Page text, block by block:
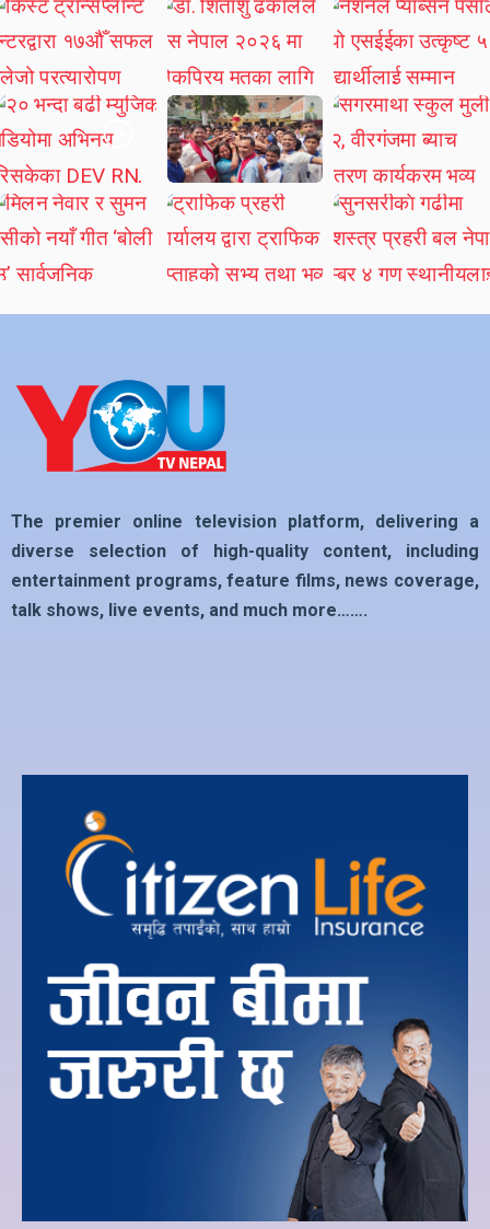
The premier online television platform, delivering a
diverse selection of high-quality content, including
entertainment programs, feature films, news coverage,
talk shows, live events, and much more…….